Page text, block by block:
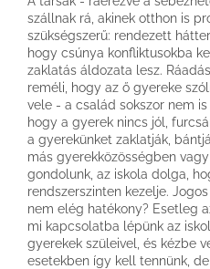
szállnak rá, akinek otthon is
szükségszerű: rendezett
hogy csúnya konfliktusokba
zaklatás áldozata lesz.
reméli, hogy az ő gyereke
vele - a család sokszor nem
hogy a gyerek nincs jól,
a gyerekünket zaklatják,
más gyerekközösségben
gondolunk, az iskola dolga,
rendszerszinten kezelje.
nem elég hatékony? Esetleg
mi kapcsolatba lépünk az
gyerekek szüleivel, és kézbe
esetekben így kell tennünk,